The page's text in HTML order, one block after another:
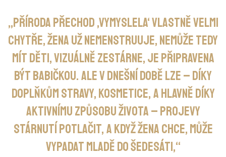
„Příroda přechod ‚vymyslela‘ vlastně velmi
chytře, žena už nemenstruuje, nemůže tedy
mít děti, vizuálně zestárne, je připravena
být babičkou. Ale v dnešní době lze – díky
doplňkům stravy, kosmetice, a hlavně díky
aktivnímu způsobu života – projevy
stárnutí potlačit, a když žena chce, může
vypadat mladě do šedesáti,“